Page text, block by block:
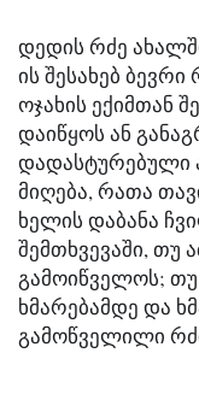
დედის რძე
ის შესახებ
ოჯახის ექიმთან
დაიწყოს ან
დადასტურებული
მიღება, რათა
ხელის დაბანა
შემთხვევაში, თუ
გამოიწველოს;
ხმარებამდე და
გამოწველილი